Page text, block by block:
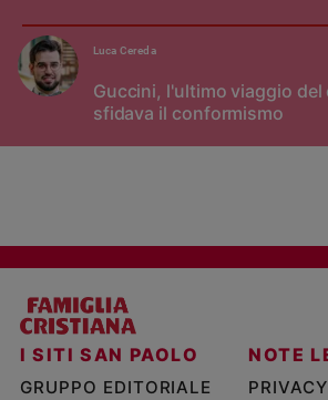
Guccini, l'ultimo viaggio del
sfidava il conformismo
Luca Cereda
I SITI SAN PAOLO
GRUPPO EDITORIALE
NOTE